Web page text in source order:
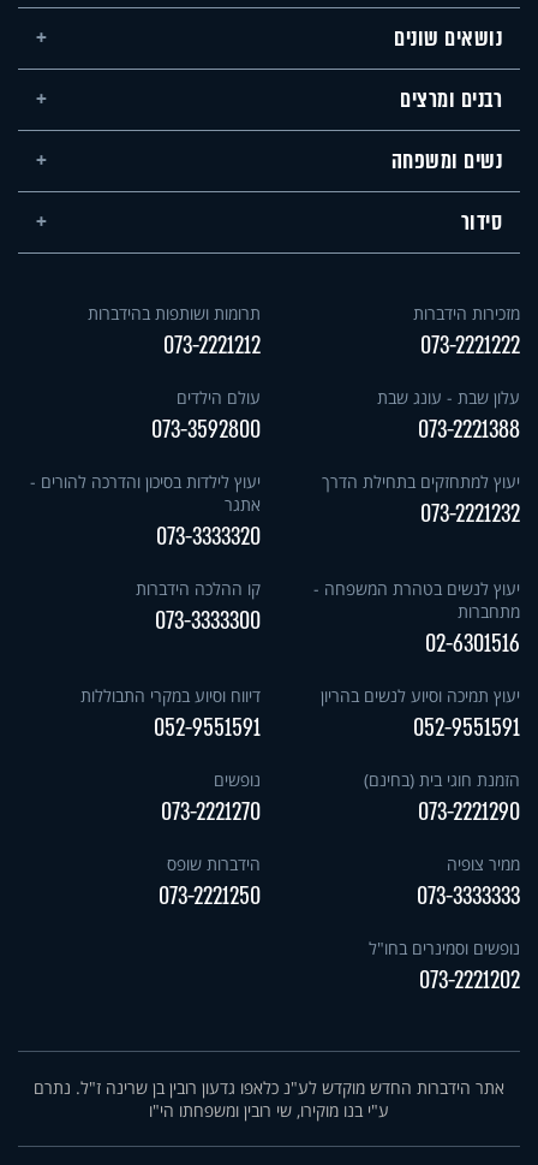
נושאים שונים
רבנים ומרצים
נשים ומשפחה
סידור
מזכירות הידברות
073-2221222
תרומות ושותפות בהידברות
073-2221212
עלון שבת - עונג שבת
073-2221388
עולם הילדים
073-3592800
יעוץ למתחזקים בתחילת הדרך
073-2221232
יעוץ לילדות בסיכון והדרכה להורים -
אתגר
073-3333320
יעוץ לנשים בטהרת המשפחה -
מתחברות
02-6301516
קו ההלכה הידברות
073-3333300
יעוץ תמיכה וסיוע לנשים בהריון
052-9551591
דיווח וסיוע במקרי התבוללות
052-9551591
הזמנת חוגי בית (בחינם)
073-2221290
נופשים
073-2221270
ממיר צופיה
073-3333333
הידברות שופס
073-2221250
נופשים וסמינרים בחו"ל
073-2221202
אתר הידברות החדש מוקדש לע"נ כלאפו גדעון רובין בן שרינה ז"ל. נתרם
ע"י בנו מוקירו, שי רובין ומשפחתו הי"ו